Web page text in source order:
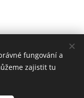
fungování a
zajistit tu